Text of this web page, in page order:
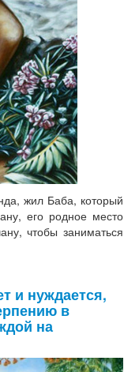
жил Баба, который
его родное место
чтобы заниматься
и нуждается,
в
на